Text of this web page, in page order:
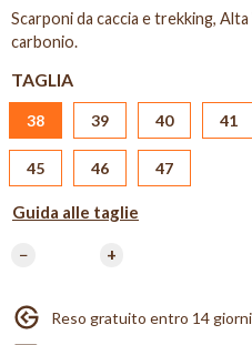
Scarponi da caccia e trekking,
carbonio.
TAGLIA
38 39 40 41
45 46 47
Guida alle taglie
− +
Reso gratuito entro 14 giorni